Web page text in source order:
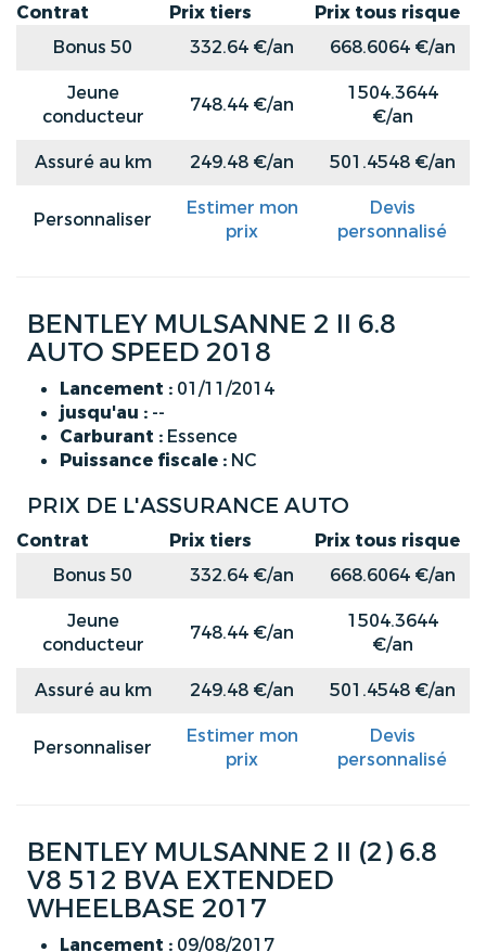
Contrat Prix tiers
Prix tous risque
Bonus 50
332.64 €/an
668.6064 €/an
Jeune
conducteur
748.44 €/an
1504.3644
€/an
Assuré au km
249.48 €/an 501.4548 €/an
Personnaliser
Estimer mon
prix
Devis
personnalisé
BENTLEY MULSANNE 2 II 6.8
AUTO SPEED 2018
Lancement : 01/11/2014
jusqu'au : --
Carburant : Essence
Puissance fiscale : NC
PRIX DE L'ASSURANCE AUTO
Contrat Prix tiers
Prix tous risque
Bonus 50
332.64 €/an
668.6064 €/an
Jeune
conducteur
748.44 €/an
1504.3644
€/an
Assuré au km
249.48 €/an 501.4548 €/an
Personnaliser
Estimer mon
prix
Devis
personnalisé
BENTLEY MULSANNE 2 II (2) 6.8
V8 512 BVA EXTENDED
WHEELBASE 2017
Lancement : 09/08/2017